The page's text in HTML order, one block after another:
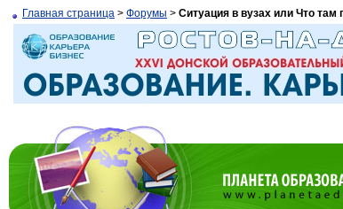
Главная страница > Форумы > Ситуация в вузах или Что